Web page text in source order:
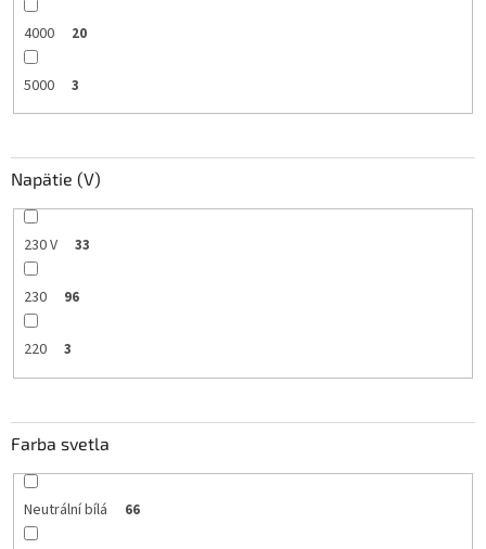
4000 20
5000 3
Napätie (V)
230 V 33
230 96
220 3
Farba svetla
Neutrální bílá 66